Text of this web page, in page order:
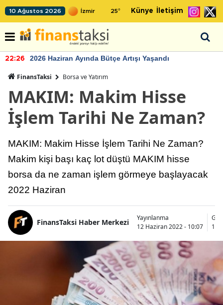
10 Ağustos 2026 25° Künye İletişim
22:26 2026 Haziran Ayında Bütçe Artışı Yaşandı
FinansTaksi Borsa ve Yatırım
MAKIM: Makim Hisse
İşlem Tarihi Ne Zaman?
MAKIM: Makim Hisse İşlem Tarihi Ne Zaman?
Makim kişi başı kaç lot düştü MAKIM hisse
borsa da ne zaman işlem görmeye başlayacak
2022 Haziran
FinansTaksi Haber Merkezi
Yayınlanma
12 Haziran 2022 - 10:07
13